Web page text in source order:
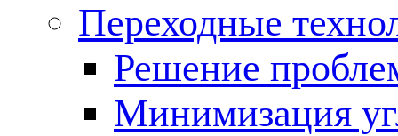
Переходные
Решение
Минимизация